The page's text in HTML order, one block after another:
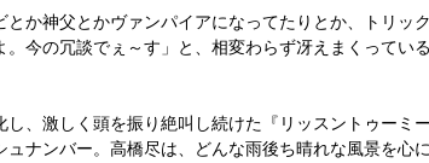
とか神父とかヴァンパイアになってたりとか、トリッ
今の冗談でぇ～す」と、相変わらず冴えまくっている
、激しく頭を振り絶叫し続けた『リッスントゥーミ
ナンバー。高橋尽は、どんな雨後ち晴れな風景を心